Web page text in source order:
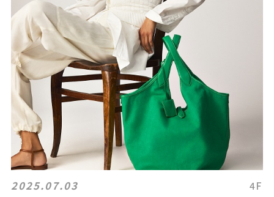
2025.07.03 4F